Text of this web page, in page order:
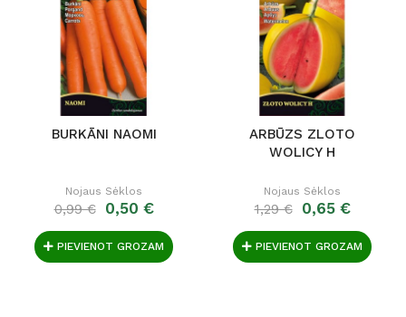
BURKĀNI NAOMI
Nojaus Sėklos
0,99 € 0,50 €
PIEVIENOT GROZAM
ARBŪZS ZLOTO
WOLICY H
Nojaus Sėklos
1,29 € 0,65 €
PIEVIENOT GROZAM